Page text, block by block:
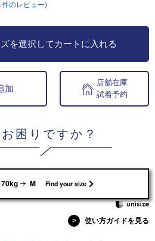
件のレビュー)
を選択してカートに入れる
加
店舗在庫
試着予約
困りですか？
M Find your size
> 使い方ガイドを見る